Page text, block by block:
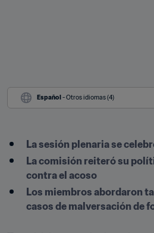
Español - Otros idiomas (4)
La sesión plenaria se
La comisión reiteró su
contra el acoso
Los miembros abordaron
casos de malversación de